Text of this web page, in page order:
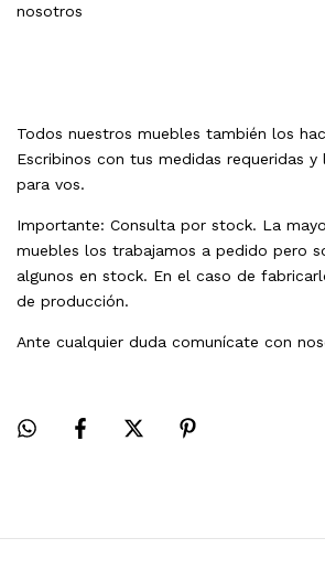
nosotros
Todos nuestros muebles también los
Escribinos con tus medidas requeridas y
para vos.
Importante: Consulta por stock. La
muebles los trabajamos a pedido pero
algunos en stock. En el caso de
de producción.
Ante cualquier duda comunícate con